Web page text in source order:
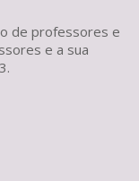
de professores e
e a sua